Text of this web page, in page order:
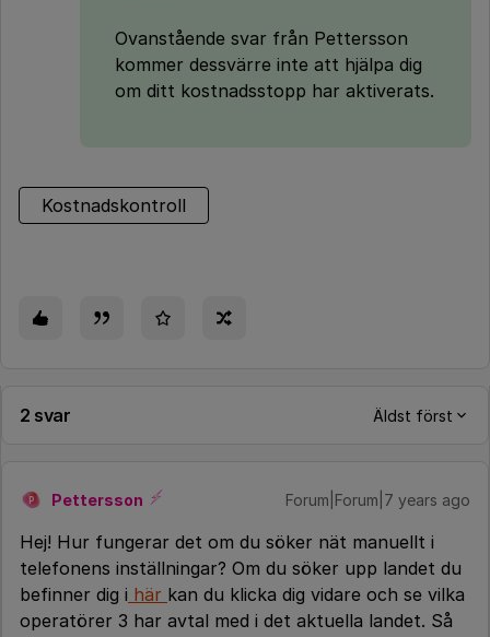
Ovanstående svar från Pettersson
kommer dessvärre inte att hjälpa dig
om ditt kostnadsstopp har aktiverats.
Kostnadskontroll
2 svar Äldst först
P Pettersson Forum|Forum|7 years ago
Hej! Hur fungerar det om du söker nät manuellt i
telefonens inställningar? Om du söker upp landet du
befinner dig i här kan du klicka dig vidare och se vilka
operatörer 3 har avtal med i det aktuella landet. Så